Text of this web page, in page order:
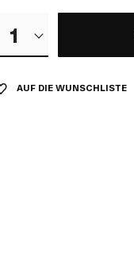
1
AUF DIE WUNSCHLISTE